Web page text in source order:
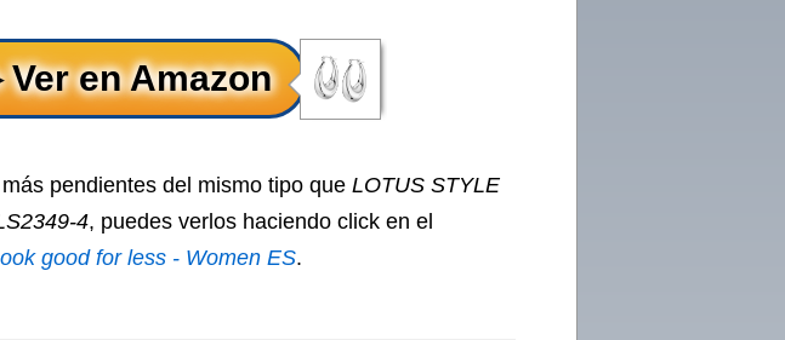
pendientes del mismo tipo que LOTUS STYLE
4, puedes verlos haciendo click en el
good for less - Women ES.